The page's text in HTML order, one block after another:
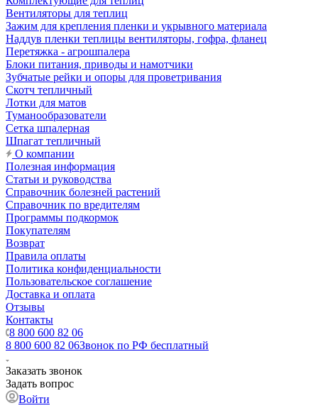
Вентиляторы для теплиц
Зажим для крепления пленки и укрывного материала
Наддув пленки теплицы вентиляторы, гофра, фланец
Перетяжка - агрошпалера
Блоки питания, приводы и намотчики
Зубчатые рейки и опоры для проветривания
Скотч тепличный
Лотки для матов
Туманообразователи
Сетка шпалерная
Шпагат тепличный
О компании
Полезная информация
Статьи и руководства
Справочник болезней растений
Справочник по вредителям
Программы подкормок
Покупателям
Возврат
Правила оплаты
Политика конфиденциальности
Пользовательское соглашение
Доставка и оплата
Отзывы
Контакты
8 800 600 82 06
8 800 600 82 06Звонок по РФ бесплатный
Заказать звонок
Задать вопрос
Войти